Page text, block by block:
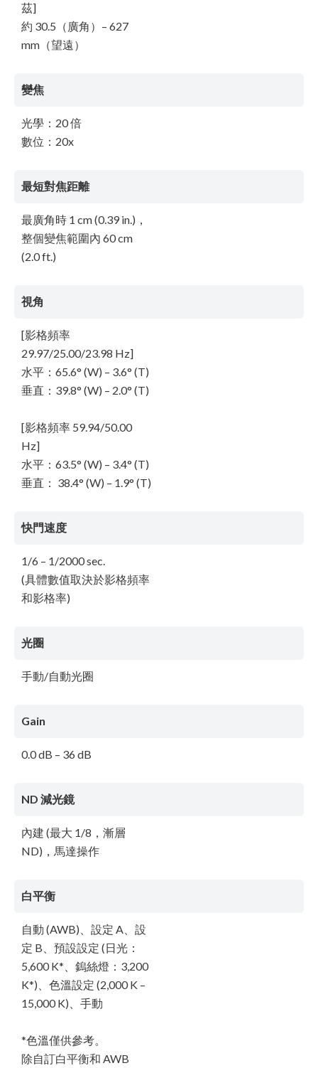
茲]
約 30.5（廣角）– 627
mm（望遠）
變焦
光學：20 倍
數位：20x
最短對焦距離
最廣角時 1 cm (0.39 in.)，
整個變焦範圍內 60 cm
(2.0 ft.)
視角
[影格頻率
29.97/25.00/23.98 Hz]
水平：65.6° (W) – 3.6° (T)
垂直：39.8° (W) – 2.0° (T)
[影格頻率 59.94/50.00
Hz]
水平：63.5° (W) – 3.4° (T)
垂直： 38.4° (W) – 1.9° (T)
快門速度
1/6 – 1/2000 sec.
(具體數值取決於影格頻率
和影格率)
光圈
手動/自動光圈
Gain
0.0 dB – 36 dB
ND 減光鏡
內建 (最大 1/8，漸層
ND)，馬達操作
白平衡
自動 (AWB)、設定 A、設
定 B、預設設定 (日光：
5,600 K*、鎢絲燈：3,200
K*)、色溫設定 (2,000 K –
15,000 K)、手動
*色溫僅供參考。
除自訂白平衡和 AWB